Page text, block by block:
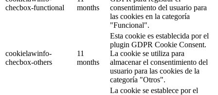
checbox-functional
months
consentimiento del usuario para
las cookies en la categoría
"Funcional".
cookielawinfo-
checbox-others
11
months
Esta cookie es establecida por el
plugin GDPR Cookie Consent.
La cookie se utiliza para
almacenar el consentimiento del
usuario para las cookies de la
categoría "Otros".
La cookie se establece por el